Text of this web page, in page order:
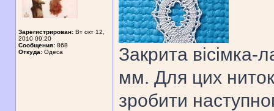
Зарегистрирован: Вт окт 12,
2010 09:20
Сообщения: 868
Откуда: Одеса
Закрита вісімка-
мм. Для цих
зробити